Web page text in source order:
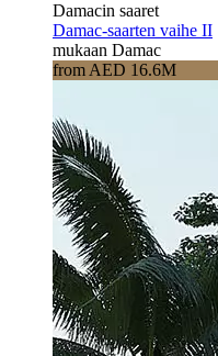
Damacin saaret
Damac-saarten vaihe II
mukaan Damac
from AED 16.6M